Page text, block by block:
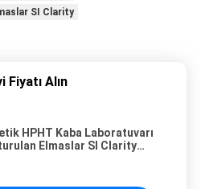
SI Clarity
Fiyatı Alın
HPHT Kaba Laboratuvarı
Elmaslar SI Clarity